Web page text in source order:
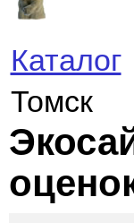
Каталог
Томск